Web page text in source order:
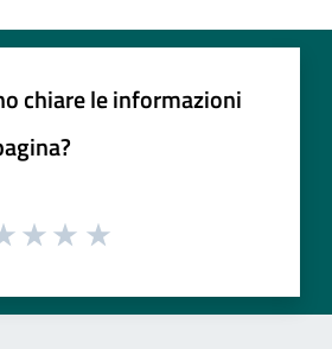
chiare le informazioni